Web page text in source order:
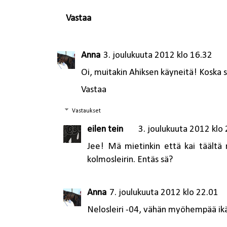
Vastaa
Anna 3. joulukuuta 2012 klo 16.32
Oi, muitakin Ahiksen käyneitä! Koska
Vastaa
Vastaukset
eilen tein
3. joulukuuta 2012 klo
Jee! Mä mietinkin että kai täältä
kolmosleirin. Entäs sä?
Anna 7. joulukuuta 2012 klo 22.01
Nelosleiri -04, vähän myöhempää